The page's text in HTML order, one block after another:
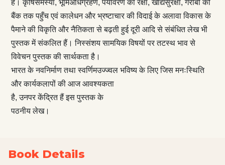
है। कृषिसमस्या, भूमिअधिग्रहण, पर्यावरण की रक्षा, खाद्यसुरक्षा, गरीबों की
बैंक तक पहुँच एवं कालेधन और भ्रष्टाचार की विदाई के अलावा विकास के
पैमाने की विकृति और नैतिकता से बढ़ती हुई दूरी आदि से संबंधित लेख भी
पुस्तक में संकलित हैं। निस्संशय सामयिक विषयों पर तटस्थ भाव से
विवेचन पुस्तक की सार्थकता है।
भारत के नवनिर्माण तथा स्वर्णिमउज्ज्वल भविष्य के लिए जिस मनःस्थिति
और कार्यकलापों की आज आवश्यकता
है, उनपर केंद्रित हैं इस पुस्तक के
पठनीय लेख।
Book Details